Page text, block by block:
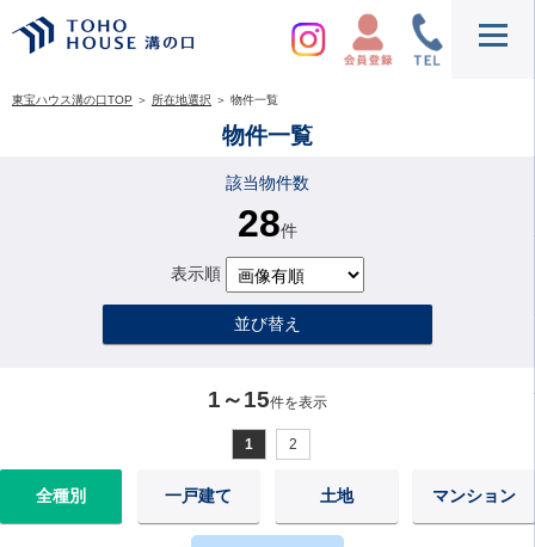
東宝ハウス溝の口TOP ＞ 所在地選択 ＞ 物件一覧
物件一覧
該当物件数
28件
表示順
並び替え
1～15件を表示
1 2
全種別 一戸建て 土地 マンション